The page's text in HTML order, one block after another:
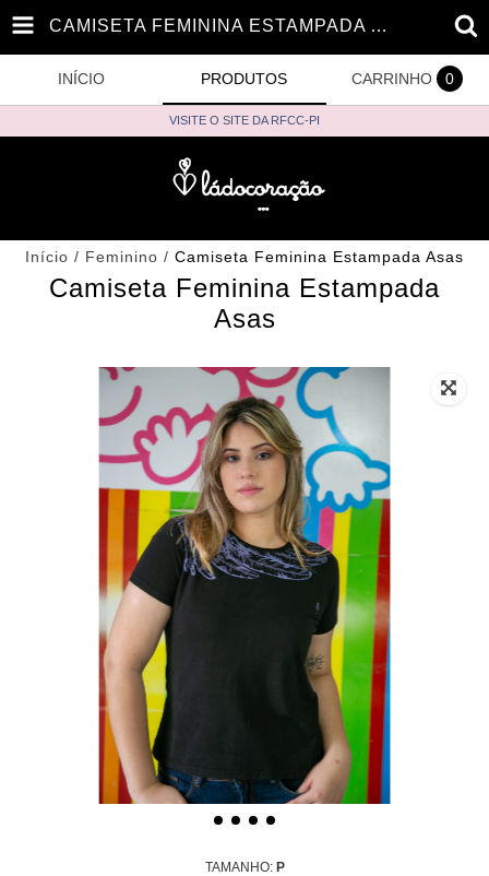
CAMISETA FEMININA ESTAMPADA ASAS
INÍCIO PRODUTOS CARRINHO 0
VISITE O SITE DA RFCC-PI
Início / Feminino / Camiseta Feminina Estampada Asas
Camiseta Feminina Estampada
Asas
TAMANHO: P